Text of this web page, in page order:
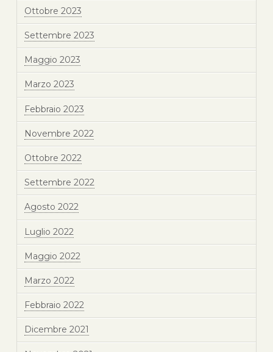
Ottobre 2023
Settembre 2023
Maggio 2023
Marzo 2023
Febbraio 2023
Novembre 2022
Ottobre 2022
Settembre 2022
Agosto 2022
Luglio 2022
Maggio 2022
Marzo 2022
Febbraio 2022
Dicembre 2021